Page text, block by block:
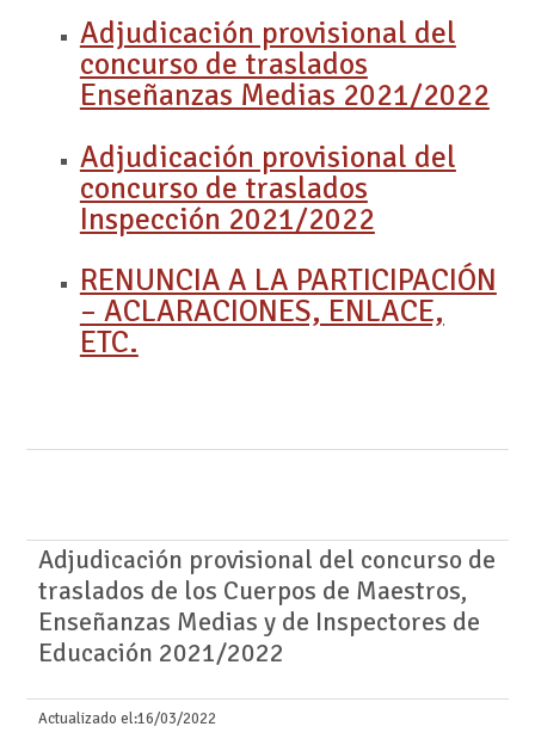
Adjudicación provisional del
concurso de traslados
Enseñanzas Medias 2021/2022
Adjudicación provisional del
concurso de traslados
Inspección 2021/2022
RENUNCIA A LA PARTICIPACIÓN
– ACLARACIONES, ENLACE,
ETC.
Adjudicación provisional del concurso de
traslados de los Cuerpos de Maestros,
Enseñanzas Medias y de Inspectores de
Educación 2021/2022
Actualizado el:16/03/2022